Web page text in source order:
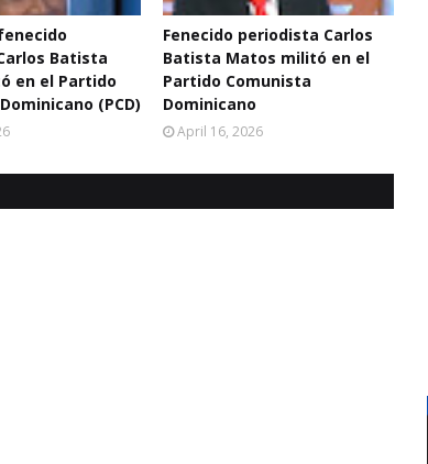
Batista
en el Partido
(PCD)
Fenecido periodista Carlos
Batista Matos militó en el
Partido Comunista
Dominicano
April 16, 2026